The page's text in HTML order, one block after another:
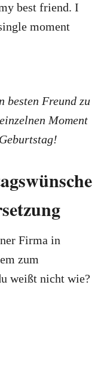
best friend. I
moment
besten Freund zu
Moment
Firma in
zum
weißt nicht wie?